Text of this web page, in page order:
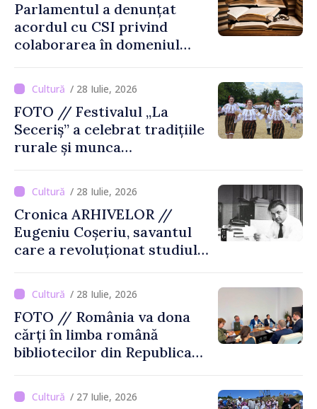
Parlamentul a denunțat
acordul cu CSI privind
colaborarea în domeniul
/ 28 Iulie, 2026
FOTO // Festivalul „La
Seceriș” a celebrat tradițiile
rurale și munca
/ 28 Iulie, 2026
Cronica ARHIVELOR //
Eugeniu Coșeriu, savantul
care a revoluționat studiul
/ 28 Iulie, 2026
FOTO // România va dona
cărți în limba română
bibliotecilor din Republica
/ 27 Iulie, 2026